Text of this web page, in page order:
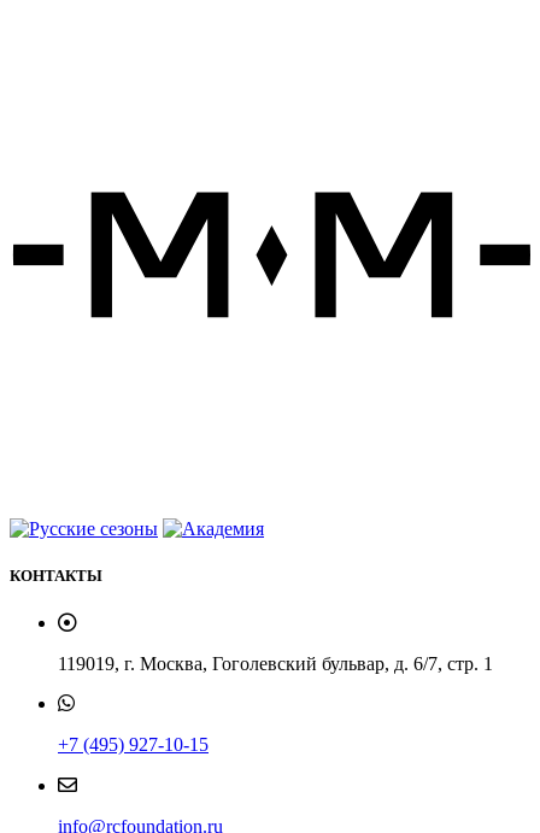
КОНТАКТЫ
119019, г. Москва, Гоголевский бульвар, д. 6/7, стр. 1
+7 (495) 927-10-15
info@rcfoundation.ru